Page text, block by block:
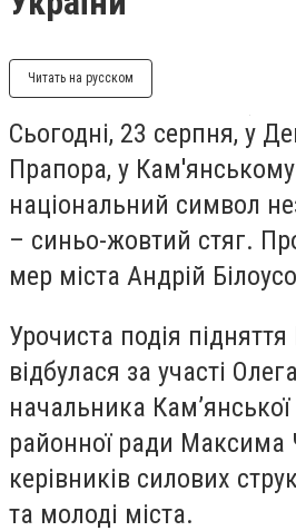
Читать на русском
Сьогодні, 23 серпня, у
Прапора, у
національний символ
– синьо-жовтий стяг.
мер міста Андрій
Урочиста подія
відбулася за участі
начальника
районної ради Максима
керівників силових
та молоді міста.